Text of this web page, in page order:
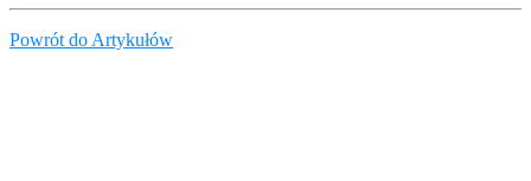
Powrót do Artykułów